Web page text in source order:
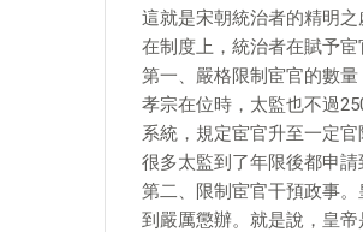
這就是宋朝統治者的精明之
在制度上，統治者在賦予
第一、嚴格限制宦官的數
孝宗在位時，太監也不過
系統，規定宦官升至一定
很多太監到了年限後都申請
第二、限制宦官干預政事
到嚴厲懲辦。就是說，皇